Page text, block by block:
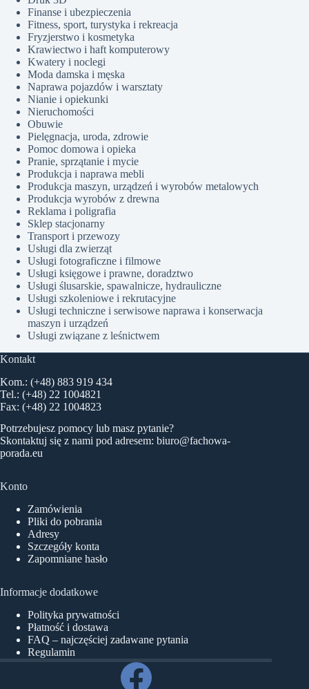
Finanse i ubezpieczenia
Fitness, sport, turystyka i rekreacja
Fryzjerstwo i kosmetyka
Krawiectwo i haft komputerowy
Kwatery i noclegi
Moda damska i męska
Naprawa pojazdów i warsztaty
Nianie i opiekunki
Nieruchomości
Obuwie
Pielęgnacja, uroda, zdrowie
Pomoc domowa i opieka
Pranie, sprzątanie i mycie
Produkcja i naprawa mebli
Produkcja maszyn, urządzeń i wyrobów metalowych
Produkcja wyrobów z drewna
Reklama i poligrafia
Sklep stacjonarny
Transport i przewozy
Usługi dla zwierząt
Usługi fotograficzne i filmowe
Usługi księgowe i prawne, doradztwo
Usługi ślusarskie, spawalnicze, hydrauliczne
Usługi szkoleniowe i rekrutacyjne
Usługi techniczne i serwisowe naprawa i konserwacja
maszyn i urządzeń
Usługi związane z leśnictwem
Kontakt
Kom.: (+48) 883 919 434
Tel.: (+48) 22 1004821
Fax: (+48) 22 1004823
Potrzebujesz pomocy lub masz pytanie?
Skontaktuj się z nami pod adresem: biuro@fachowa-
porada.eu
Konto
Zamówienia
Pliki do pobrania
Adresy
Szczegóły konta
Zapomniane hasło
Informacje dodatkowe
Polityka prywatności
Płatność i dostawa
FAQ – najczęściej zadawane pytania
Regulamin